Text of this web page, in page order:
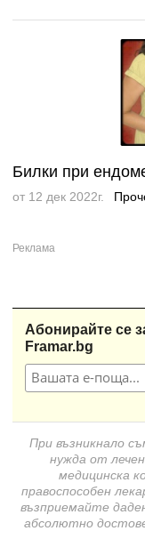
Билки при
от 12 дек 2022г.
Абонирайте се
Framar.bg
При възникнало
нужда от
медицинска
правоспособен
възприемайте
абсолютно